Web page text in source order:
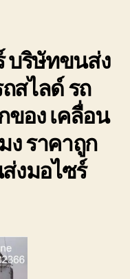
ขนส่ง
เพชร
บริษัทขนส่ง
ไลด์ รถ
ของ เคลื่อน
ง ราคาถูก
งมอไซร์